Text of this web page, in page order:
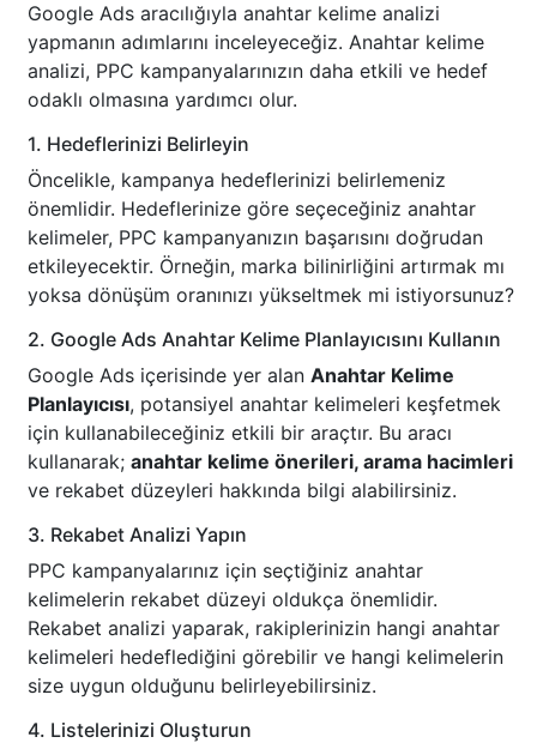
Google Ads aracılığıyla anahtar kelime analizi
yapmanın adımlarını inceleyeceğiz. Anahtar kelime
analizi, PPC kampanyalarınızın daha etkili ve hedef
odaklı olmasına yardımcı olur.
1. Hedeflerinizi Belirleyin
Öncelikle, kampanya hedeflerinizi belirlemeniz
önemlidir. Hedeflerinize göre seçeceğiniz anahtar
kelimeler, PPC kampanyanızın başarısını doğrudan
etkileyecektir. Örneğin, marka bilinirliğini artırmak mı
yoksa dönüşüm oranınızı yükseltmek mi istiyorsunuz?
2. Google Ads Anahtar Kelime Planlayıcısını Kullanın
Google Ads içerisinde yer alan Anahtar Kelime
Planlayıcısı, potansiyel anahtar kelimeleri keşfetmek
için kullanabileceğiniz etkili bir araçtır. Bu aracı
kullanarak; anahtar kelime önerileri, arama hacimleri
ve rekabet düzeyleri hakkında bilgi alabilirsiniz.
3. Rekabet Analizi Yapın
PPC kampanyalarınız için seçtiğiniz anahtar
kelimelerin rekabet düzeyi oldukça önemlidir.
Rekabet analizi yaparak, rakiplerinizin hangi anahtar
kelimeleri hedeflediğini görebilir ve hangi kelimelerin
size uygun olduğunu belirleyebilirsiniz.
4. Listelerinizi Oluşturun